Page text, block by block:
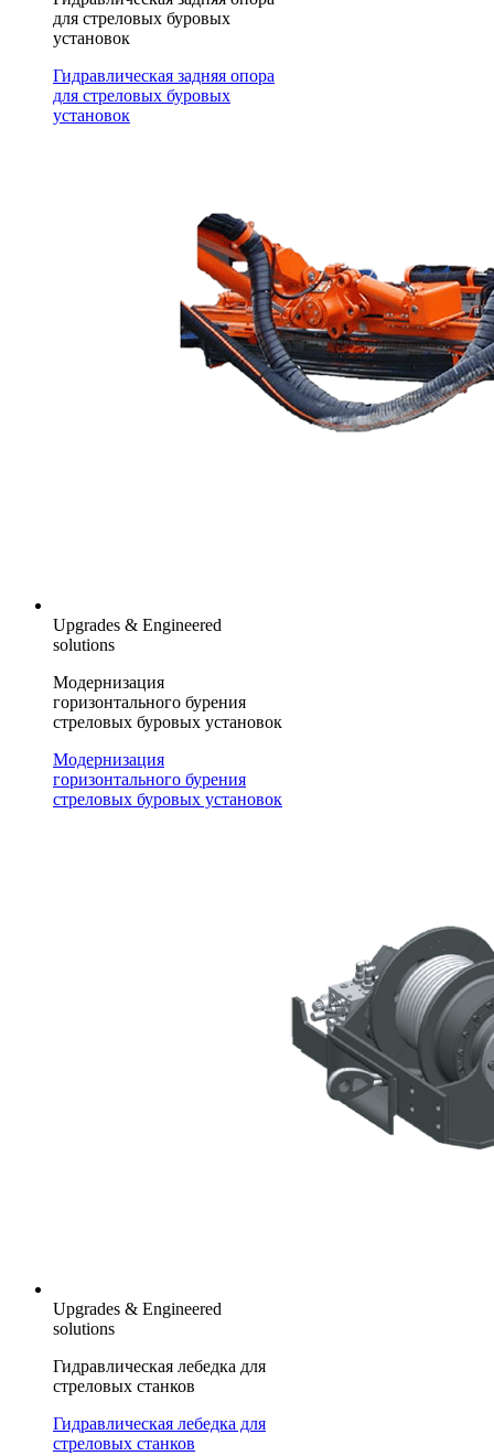
для стреловых буровых
установок
Гидравлическая задняя опора
для стреловых буровых
установок
Upgrades & Engineered
solutions
Модернизация
горизонтального бурения
стреловых буровых установок
Модернизация
горизонтального бурения
стреловых буровых установок
Upgrades & Engineered
solutions
Гидравлическая лебедка для
стреловых станков
Гидравлическая лебедка для
стреловых станков